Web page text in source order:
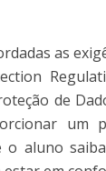
as
de
um
o aluno